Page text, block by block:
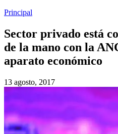
Principal
Sector privado está
de la mano con la
aparato económico
13 agosto, 2017